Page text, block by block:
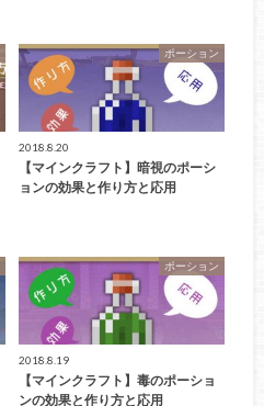
ポーション
2018.8.20
【マインクラフト】暗視のポーシ
ョンの効果と作り方と応用
ポーション
2018.8.19
【マインクラフト】毒のポーショ
ンの効果と作り方と応用